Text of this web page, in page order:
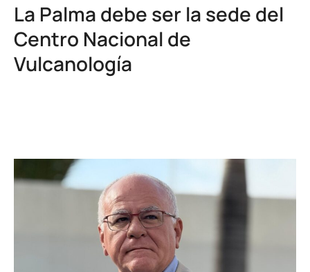
La Palma debe ser la sede del
Centro Nacional de
Vulcanología